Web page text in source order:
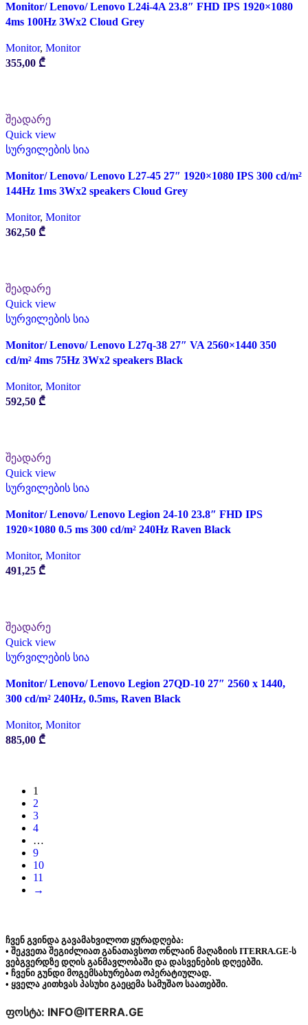
Monitor/ Lenovo/ Lenovo L24i-4A 23.8″ FHD IPS 1920×1080
4ms 100Hz 3Wx2 Cloud Grey
Monitor, Monitor
355,00 ₾
შეადარე
Quick view
სურვილების სია
Monitor/ Lenovo/ Lenovo L27-45 27″ 1920×1080 IPS 300 cd/m²
144Hz 1ms 3Wx2 speakers Cloud Grey
Monitor, Monitor
362,50 ₾
შეადარე
Quick view
სურვილების სია
Monitor/ Lenovo/ Lenovo L27q-38 27″ VA 2560×1440 350
cd/m² 4ms 75Hz 3Wx2 speakers Black
Monitor, Monitor
592,50 ₾
შეადარე
Quick view
სურვილების სია
Monitor/ Lenovo/ Lenovo Legion 24-10 23.8″ FHD IPS
1920×1080 0.5 ms 300 cd/m² 240Hz Raven Black
Monitor, Monitor
491,25 ₾
შეადარე
Quick view
სურვილების სია
Monitor/ Lenovo/ Lenovo Legion 27QD-10 27″ 2560 x 1440,
300 cd/m² 240Hz, 0.5ms, Raven Black
Monitor, Monitor
885,00 ₾
1
2
3
4
…
9
10
11
→
ჩვენ გვინდა გავამახვილოთ ყურადღება:
• შეკვეთა შეგიძლიათ განათავსოთ ონლაინ მაღაზიის ITERRA.GE-ს
ვებგვერდზე დღის განმავლობაში და დასვენების დღეებში.
• ჩვენი გუნდი მოგემსახურებათ ოპერატიულად.
• ყველა კითხვას პასუხი გაეცემა სამუშაო საათებში.
ფოსტა: INFO@ITERRA.GE